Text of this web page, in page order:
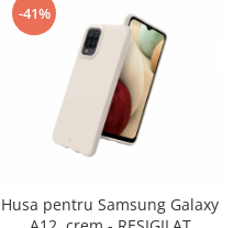
-41%
Husa pentru Samsung Galaxy